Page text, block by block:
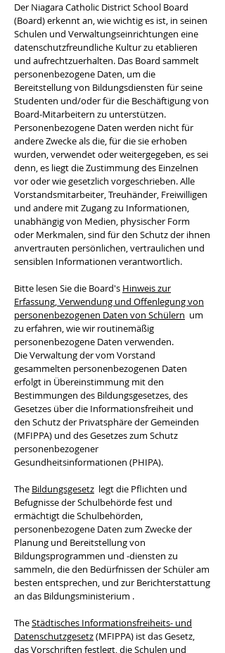
Der Niagara Catholic District School Board
(Board) erkennt an, wie wichtig es ist, in seinen
Schulen und Verwaltungseinrichtungen eine
datenschutzfreundliche Kultur zu etablieren
und aufrechtzuerhalten. Das Board sammelt
personenbezogene Daten, um die
Bereitstellung von Bildungsdiensten für seine
Studenten und/oder für die Beschäftigung von
Board-Mitarbeitern zu unterstützen.
Personenbezogene Daten werden nicht für
andere Zwecke als die, für die sie erhoben
wurden, verwendet oder weitergegeben, es sei
denn, es liegt die Zustimmung des Einzelnen
vor oder wie gesetzlich vorgeschrieben. Alle
Vorstandsmitarbeiter, Treuhänder, Freiwilligen
und andere mit Zugang zu Informationen,
unabhängig von Medien, physischer Form
oder Merkmalen, sind für den Schutz der ihnen
anvertrauten persönlichen, vertraulichen und
sensiblen Informationen verantwortlich.
Bitte lesen Sie die Board's Hinweis zur
Erfassung, Verwendung und Offenlegung von
personenbezogenen Daten von Schülern um
zu erfahren, wie wir routinemäßig
personenbezogene Daten verwenden.
Die Verwaltung der vom Vorstand
gesammelten personenbezogenen Daten
erfolgt in Übereinstimmung mit den
Bestimmungen des Bildungsgesetzes, des
Gesetzes über die Informationsfreiheit und
den Schutz der Privatsphäre der Gemeinden
(MFIPPA) und des Gesetzes zum Schutz
personenbezogener
Gesundheitsinformationen (PHIPA).
The Bildungsgesetz legt die Pflichten und
Befugnisse der Schulbehörde fest und
ermächtigt die Schulbehörden,
personenbezogene Daten zum Zwecke der
Planung und Bereitstellung von
Bildungsprogrammen und -diensten zu
sammeln, die den Bedürfnissen der Schüler am
besten entsprechen, und zur Berichterstattung
an das Bildungsministerium .
TheStädtisches Informationsfreiheits- und
Datenschutzgesetz(MFIPPA) ist das Gesetz,
das Vorschriften festlegt, die Schulen und